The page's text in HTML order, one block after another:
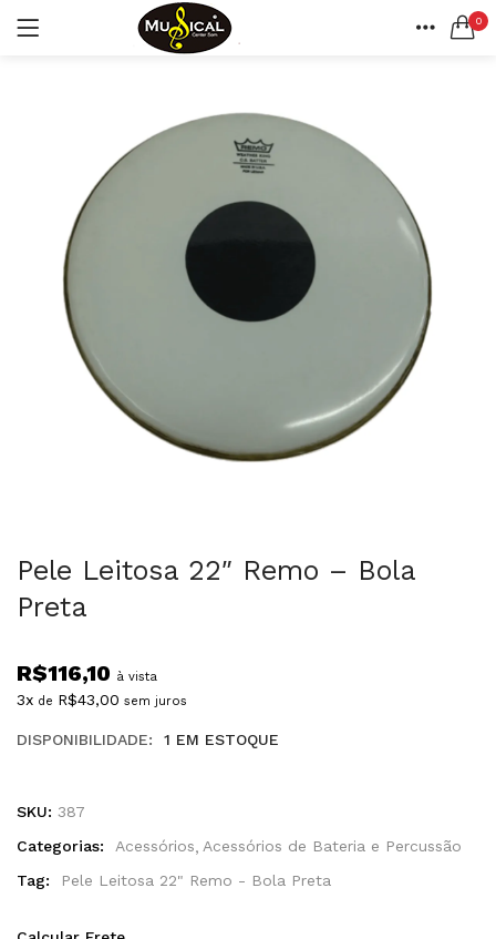
0
LOGIN
Lembrar-me
Pele Leitosa 22″ Remo – Bola
Preta
R$116,10 à vista
3x de R$43,00 sem juros
DISPONIBILIDADE: 1 EM ESTOQUE
SKU: 387
Categorias:
Acessórios Acessórios de Bateria e Percussão
Tag:
Pele Leitosa 22" Remo - Bola Preta